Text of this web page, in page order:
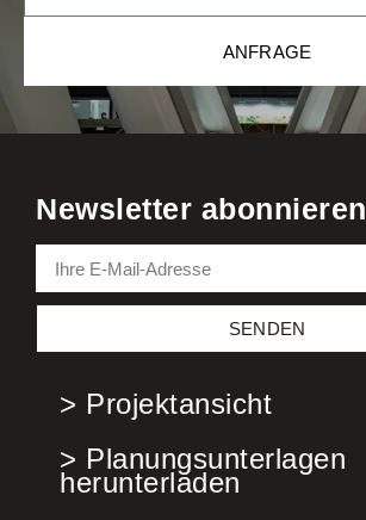
ANFRAGE
Newsletter abonnieren
SENDEN
> Projektansicht
> Planungsunterlagen
herunterladen